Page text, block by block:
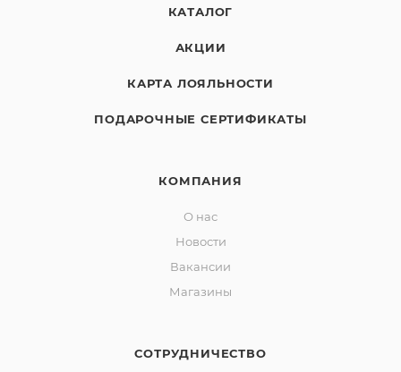
КАТАЛОГ
АКЦИИ
КАРТА ЛОЯЛЬНОСТИ
ПОДАРОЧНЫЕ СЕРТИФИКАТЫ
КОМПАНИЯ
О нас
Новости
Вакансии
Магазины
СОТРУДНИЧЕСТВО